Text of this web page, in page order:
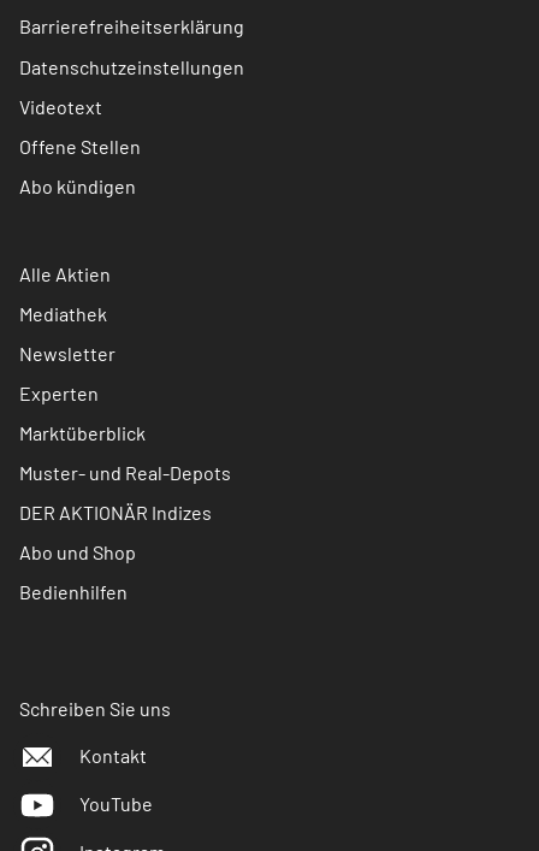
Barrierefreiheitserklärung
Datenschutzeinstellungen
Videotext
Offene Stellen
Abo kündigen
Alle Aktien
Mediathek
Newsletter
Experten
Marktüberblick
Muster- und Real-Depots
DER AKTIONÄR Indizes
Abo und Shop
Bedienhilfen
Schreiben Sie uns
Kontakt
YouTube